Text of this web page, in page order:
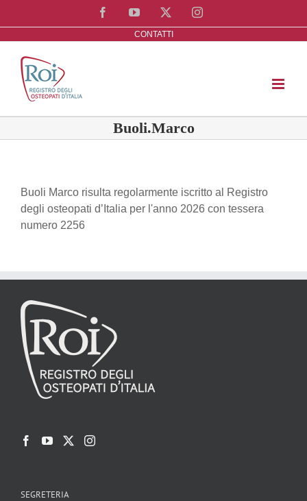
contenuto
FacebookYouTube Instagram
CONTATTI
Buoli.Marco
Buoli Marco risulta regolarmente iscritto al Registro
degli osteopati d’Italia per l'anno 2026 con tessera
numero 2256
SEGRETERIA